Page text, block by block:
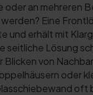
oder an mehreren
Eine
und erhält mit
seitliche Lösung
von
oder
oft